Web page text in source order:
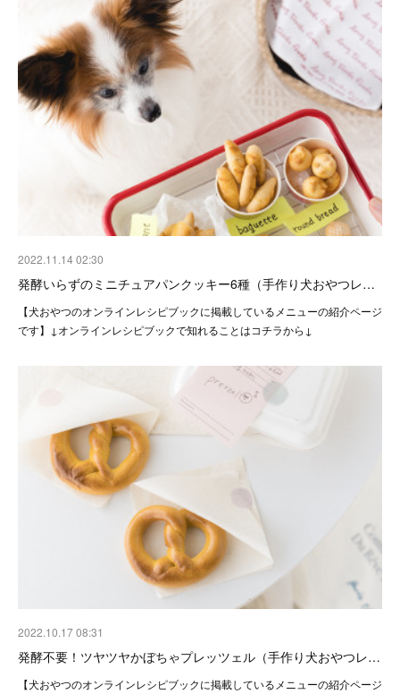
2022.11.14 02:30
発酵いらずのミニチュアパンクッキー6種（手作り犬おやつレ…
【犬おやつのオンラインレシピブックに掲載しているメニューの紹介ページ
です】↓オンラインレシピブックで知れることはコチラから↓
2022.10.17 08:31
発酵不要！ツヤツヤかぼちゃプレッツェル（手作り犬おやつレ…
【犬おやつのオンラインレシピブックに掲載しているメニューの紹介ページ